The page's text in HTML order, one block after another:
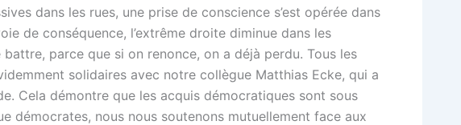
dans les rues, une prise de conscience s’est opérée dans
de conséquence, l’extrême droite diminue dans les
battre, parce que si on renonce, on a déjà perdu. Tous les
solidaires avec notre collègue Matthias Ecke, qui a
Cela démontre que les acquis démocratiques sont sous
démocrates, nous nous soutenons mutuellement face aux